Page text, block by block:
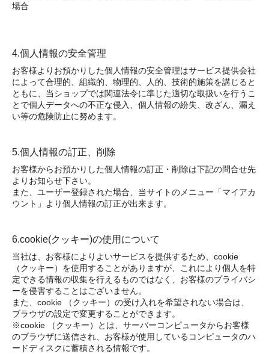
場合
4.個人情報の安全管理
お客様よりお預かりした個人情報の安全管理はサービス提供会社
によって合理的、組織的、物理的、人的、技術的施策を講じると
ともに、当ショップでは関連法令に準じた適切な取扱いを行うこ
とで個人データへの不正な侵入、個人情報の紛失、改ざん、漏え
い等の危険防止に努めます。
5.個人情報の訂正、削除
お客様からお預かりした個人情報の訂正・削除は下記の問合せ先
よりお知らせ下さい。
また、ユーザー登録された場合、当サイトのメニュー「マイアカ
ウント」より個人情報の訂正が出来ます。
6.cookie(クッキー)の使用について
当社は、お客様によりよいサービスを提供するため、cookie
（クッキー）を使用することがありますが、これにより個人を特
定できる情報の収集を行えるものではなく、お客様のプライバシ
ーを侵害することはございません。
また、cookie （クッキー）の受け入れを希望されない場合は、
ブラウザの設定で変更することができます。
※cookie （クッキー）とは、サーバーコンピュータからお客様
のブラウザに送信され、お客様が使用しているコンピュータのハ
ードディスクに蓄積される情報です。